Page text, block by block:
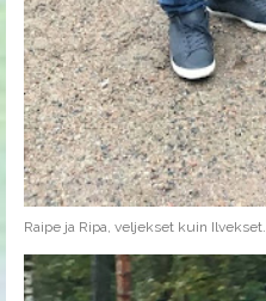
Raipe ja Ripa, veljekset kuin Ilvekset.